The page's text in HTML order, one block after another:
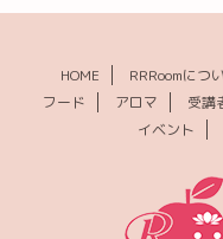
HOME RRRoomにつ
フード
アロマ 受講
イベント